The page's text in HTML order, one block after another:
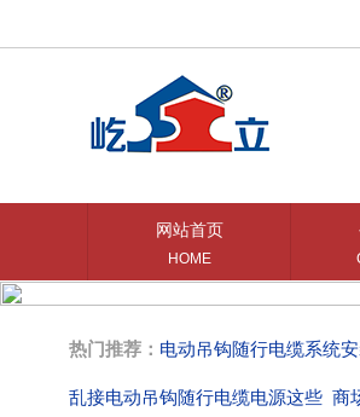
网站首页
HOME
热门推荐： 电动吊钩随行电缆系统
乱接电动吊钩随行电缆电源这些 商